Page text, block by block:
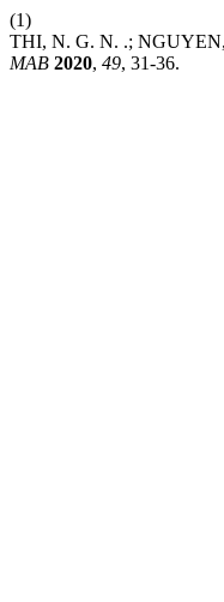
(1)
THI, N. G. N. .;
MAB 2020, 49, 31-36.